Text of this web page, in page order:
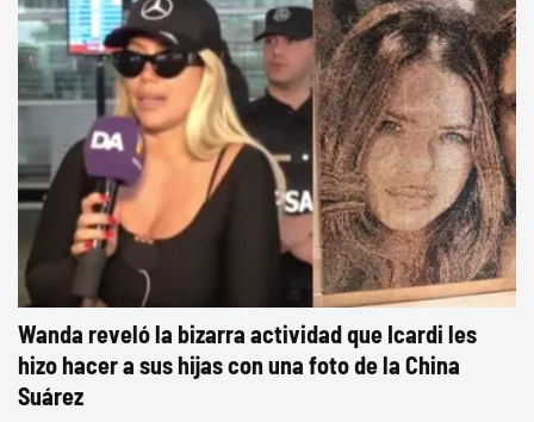
Wanda reveló la bizarra actividad que Icardi les
hizo hacer a sus hijas con una foto de la China
Suárez